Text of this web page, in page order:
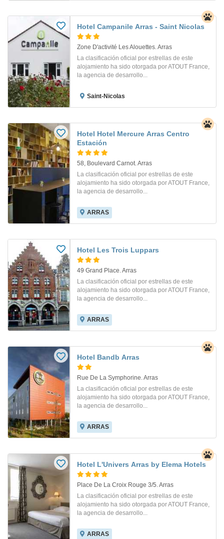
Hotel Campanile Arras - Saint Nicolas
Zone D'activité Les Alouettes. Arras
La clasificación oficial por estrellas de este
alojamiento ha sido otorgada por ATOUT France,
la agencia de desarrollo...
Saint-Nicolas
Hotel Hotel Mercure Arras Centro
Estación
58, Boulevard Carnot. Arras
La clasificación oficial por estrellas de este
alojamiento ha sido otorgada por ATOUT France,
la agencia de desarrollo...
ARRAS
Hotel Les Trois Luppars
49 Grand Place. Arras
La clasificación oficial por estrellas de este
alojamiento ha sido otorgada por ATOUT France,
la agencia de desarrollo...
ARRAS
Hotel Bandb Arras
Rue De La Symphorine. Arras
La clasificación oficial por estrellas de este
alojamiento ha sido otorgada por ATOUT France,
la agencia de desarrollo...
ARRAS
Hotel L'Univers Arras by Elema Hotels
Place De La Croix Rouge 3/5. Arras
La clasificación oficial por estrellas de este
alojamiento ha sido otorgada por ATOUT France,
la agencia de desarrollo...
ARRAS